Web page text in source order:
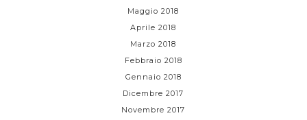
Maggio 2018
Aprile 2018
Marzo 2018
Febbraio 2018
Gennaio 2018
Dicembre 2017
Novembre 2017